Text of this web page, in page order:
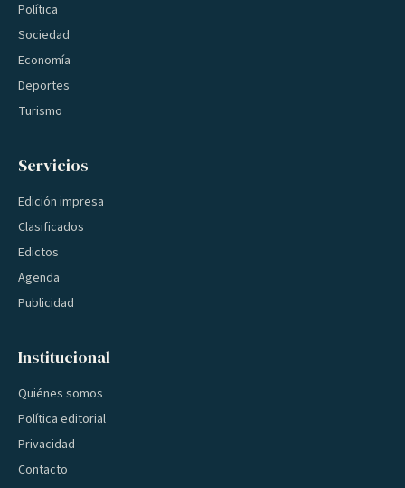
Política
Sociedad
Economía
Deportes
Turismo
Servicios
Edición impresa
Clasificados
Edictos
Agenda
Publicidad
Institucional
Quiénes somos
Política editorial
Privacidad
Contacto